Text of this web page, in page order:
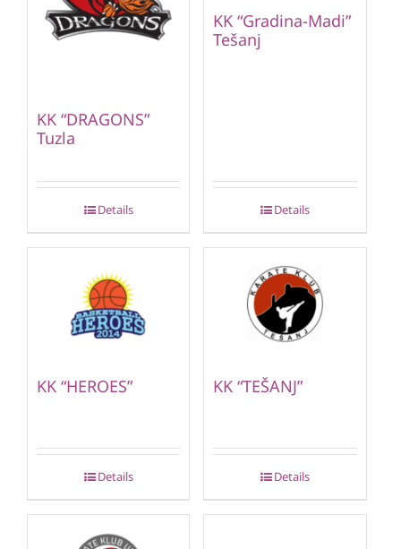
KK “DRAGONS”
Tuzla
Details
KK “Gradina-Madi”
Tešanj
Details
KK “HEROES”
Details
KK “TEŠANJ”
Details